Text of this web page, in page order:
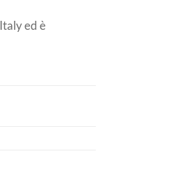
ed è